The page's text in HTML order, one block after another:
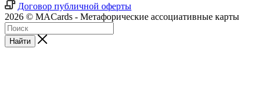
Договор публичной оферты
2026 © MACards - Метафорические ассоциативные карты
Найти